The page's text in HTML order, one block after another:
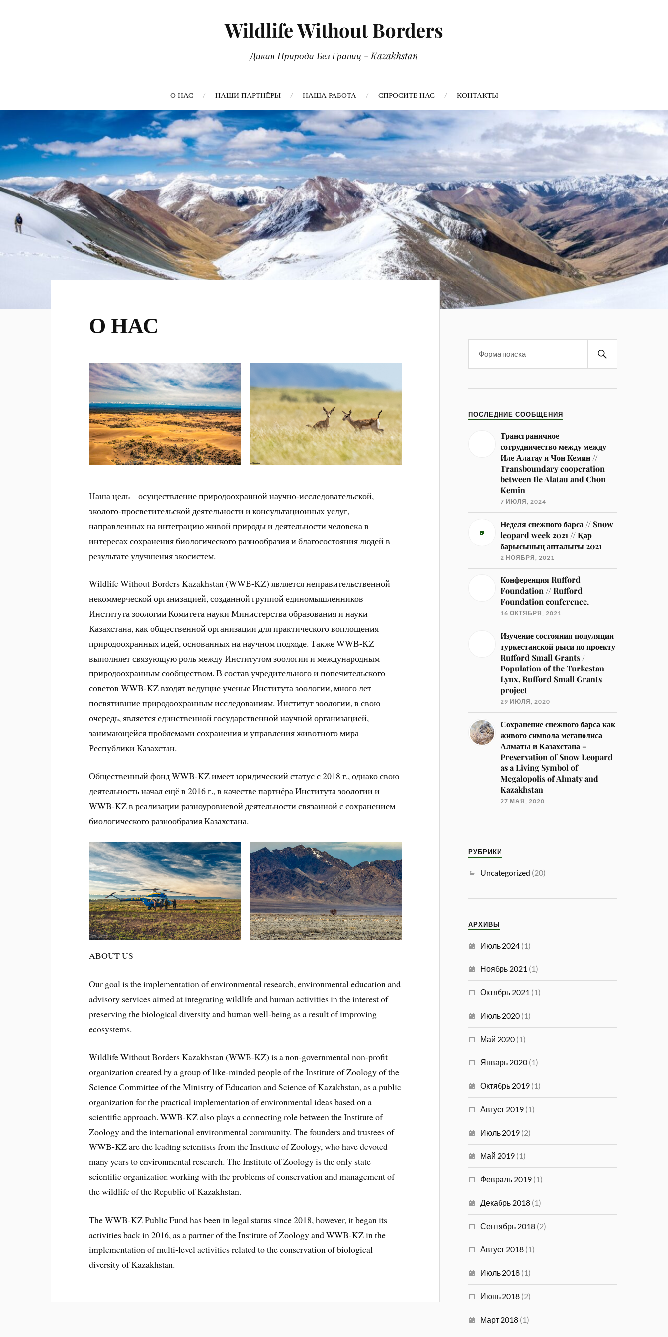
Wildlife Without Borders
Дикая Природа Без Границ - Kazakhstan
О НАС НАШИ ПАРТНЁРЫ НАША РАБОТА СПРОСИТЕ НАС КОНТАКТЫ
О НАС
Наша цель – осуществление природоохранной научно-исследовательской,
эколого-просветительской деятельности и консультационных услуг,
направленных на интеграцию живой природы и деятельности человека в
интересах сохранения биологического разнообразия и благосостояния людей в
результате улучшения экосистем.
Wildlife Without Borders Kazakhstan (WWB-KZ) является неправительственной
некоммерческой организацией, созданной группой единомышленников
Института зоологии Комитета науки Министерства образования и науки
Казахстана, как общественной организации для практического воплощения
природоохранных идей, основанных на научном подходе. Также WWB-KZ
выполняет связующую роль между Институтом зоологии и международным
природоохранным сообществом. В состав учредительного и попечительского
советов WWB-KZ входят ведущие ученые Института зоологии, много лет
посвятившие природоохранным исследованиям. Институт зоологии, в свою
очередь, является единственной государственной научной организацией,
занимающейся проблемами сохранения и управления животного мира
Республики Казахстан.
Общественный фонд WWB-KZ имеет юридический статус с 2018 г., однако свою
деятельность начал ещё в 2016 г., в качестве партнёра Института зоологии и
WWB-KZ в реализации разноуровневой деятельности связанной с сохранением
биологического разнообразия Казахстана.
ABOUT US
Our goal is the implementation of environmental research, environmental education and
advisory services aimed at integrating wildlife and human activities in the interest of
preserving the biological diversity and human well-being as a result of improving
ecosystems.
Wildlife Without Borders Kazakhstan (WWB-KZ) is a non-governmental non-profit
organization created by a group of like-minded people of the Institute of Zoology of the
Science Committee of the Ministry of Education and Science of Kazakhstan, as a public
organization for the practical implementation of environmental ideas based on a
scientific approach. WWB-KZ also plays a connecting role between the Institute of
Zoology and the international environmental community. The founders and trustees of
WWB-KZ are the leading scientists from the Institute of Zoology, who have devoted
many years to environmental research. The Institute of Zoology is the only state
scientific organization working with the problems of conservation and management of
the wildlife of the Republic of Kazakhstan.
The WWB-KZ Public Fund has been in legal status since 2018, however, it began its
activities back in 2016, as a partner of the Institute of Zoology and WWB-KZ in the
implementation of multi-level activities related to the conservation of biological
diversity of Kazakhstan.
ПОСЛЕДНИЕ СООБЩЕНИЯ
Трансграничное
сотрудничество между между
Иле Алатау и Чон Кемин //
Transboundary cooperation
between Ile Alatau and Chon
Kemin
7 ИЮЛЯ, 2024
Неделя снежного барса // Snow
leopard week 2021 // Қар
барысының апталығы 2021
2 НОЯБРЯ, 2021
Конференция Rufford
Foundation // Rufford
Foundation conference.
16 ОКТЯБРЯ, 2021
Изучение состояния популяции
туркестанской рыси по проекту
Rufford Small Grants /
Population of the Turkestan
Lynx, Rufford Small Grants
project
29 ИЮЛЯ, 2020
Сохранение снежного барса как
живого символа мегаполиса
Алматы и Казахстана –
Preservation of Snow Leopard
as a Living Symbol of
Megalopolis of Almaty and
Kazakhstan
27 МАЯ, 2020
РУБРИКИ
Uncategorized (20)
АРХИВЫ
Июль 2024 (1)
Ноябрь 2021 (1)
Октябрь 2021 (1)
Июль 2020 (1)
Май 2020 (1)
Январь 2020 (1)
Октябрь 2019 (1)
Август 2019 (1)
Июль 2019 (2)
Май 2019 (1)
Февраль 2019 (1)
Декабрь 2018 (1)
Сентябрь 2018 (2)
Август 2018 (1)
Июль 2018 (1)
Июнь 2018 (2)
Март 2018 (1)